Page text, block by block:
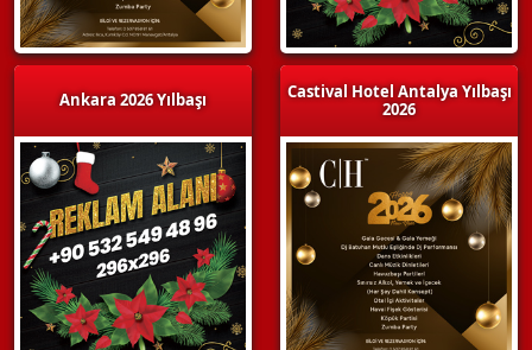
Ankara 2026 Yılbaşı
Castival Hotel Antalya Yılbaşı
2026